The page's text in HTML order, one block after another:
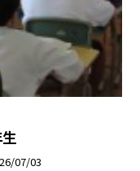
07/03